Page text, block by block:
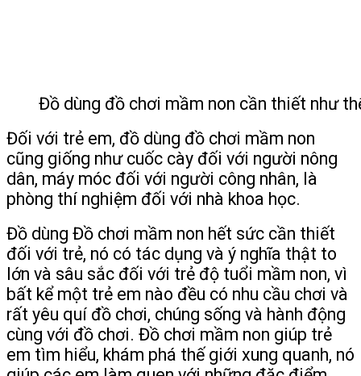
Đồ dùng đồ chơi mầm non cần thiết như
Đối với trẻ em, đồ dùng đồ chơi mầm non
cũng giống như cuốc cày đối với người nông
dân, máy móc đối với người công nhân, là
phòng thí nghiệm đối với nhà khoa học.
Đồ dùng Đồ chơi mầm non hết sức cần thiết
đối với trẻ, nó có tác dụng và ý nghĩa thật to
lớn và sâu sắc đối với trẻ độ tuổi mầm non, vì
bất kể một trẻ em nào đều có nhu cầu chơi và
rất yêu quí đồ chơi, chúng sống và hành động
cùng với đồ chơi. Đồ chơi mầm non giúp trẻ
em tìm hiểu, khám phá thế giới xung quanh, nó